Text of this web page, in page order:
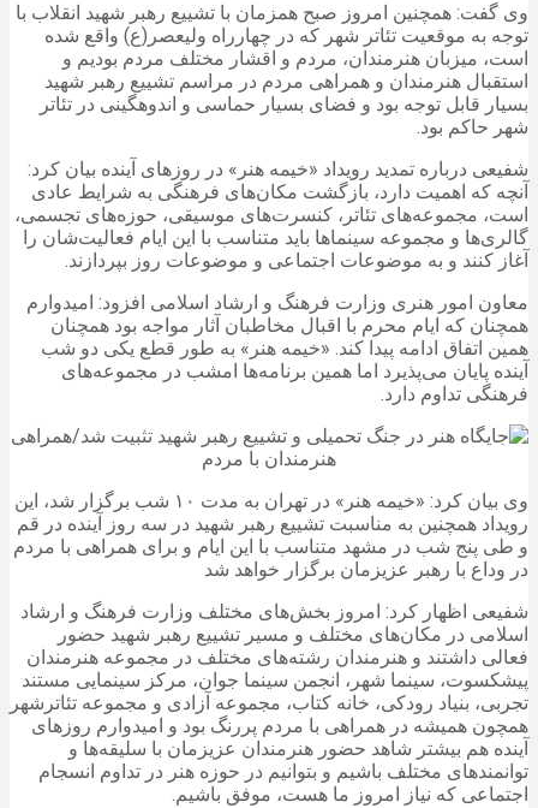
وی گفت: همچنین امروز صبح همزمان با تشییع رهبر شهید انقلاب با
توجه به موقعیت تئاتر شهر که در چهارراه ولیعصر(ع) واقع شده
است، میزبان هنرمندان، مردم و اقشار مختلف مردم بودیم و
استقبال هنرمندان و همراهی مردم در مراسم تشییع رهبر شهید
بسیار قابل توجه بود و فضای بسیار حماسی و اندوهگینی در تئاتر
شهر حاکم بود.
شفیعی درباره تمدید رویداد «خیمه هنر» در روزهای آینده بیان کرد:
آنچه که اهمیت دارد، بازگشت مکان‌های فرهنگی به شرایط عادی
است، مجموعه‌های تئاتر، کنسرت‌های موسیقی، حوزه‌های تجسمی،
گالری‌ها و مجموعه سینماها باید متناسب با این ایام فعالیت‌شان را
آغاز کنند و به موضوعات اجتماعی و موضوعات روز بپردازند.
معاون امور هنری وزارت فرهنگ و ارشاد اسلامی افزود: امیدوارم
همچنان که ایام محرم با اقبال مخاطبان آثار مواجه بود همچنان
همین اتفاق ادامه پیدا کند. «خیمه هنر» به طور قطع یکی دو شب
آینده پایان می‌پذیرد اما همین برنامه‌ها امشب در مجموعه‌های
فرهنگی تداوم دارد.
وی بیان کرد: «خیمه هنر» در تهران به مدت ۱۰ شب برگزار شد، این
رویداد همچنین به مناسبت تشییع رهبر شهید در سه روز آینده در قم
و طی پنج شب در مشهد متناسب با این ایام و برای همراهی با مردم
در وداع با رهبر عزیزمان برگزار خواهد شد
شفیعی اظهار کرد: امروز بخش‌های مختلف وزارت فرهنگ و ارشاد
اسلامی در مکان‌های مختلف و مسیر تشییع رهبر شهید حضور
فعالی داشتند و هنرمندان رشته‌های مختلف در مجموعه هنرمندان
پیشکسوت، سینما شهر، انجمن سینما جوان، مرکز سینمایی مستند
تجربی، بنیاد رودکی، خانه کتاب، مجموعه آزادی و مجموعه تئاترشهر
همچون همیشه در همراهی با مردم پررنگ بود و امیدوارم روزهای
آینده هم بیشتر شاهد حضور هنرمندان عزیزمان با سلیقه‌ها و
توانمندهای مختلف باشیم و بتوانیم در حوزه هنر در تداوم انسجام
اجتماعی که نیاز امروز ما هست، موفق باشیم.